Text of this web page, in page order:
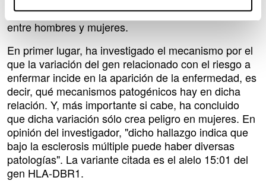
en hombres, es decir, que se debería diferenciar
entre hombres y mujeres.
En primer lugar, ha investigado el mecanismo por el
que la variación del gen relacionado con el riesgo a
enfermar incide en la aparición de la enfermedad, es
decir, qué mecanismos patogénicos hay en dicha
relación. Y, más importante si cabe, ha concluido
que dicha variación sólo crea peligro en mujeres. En
opinión del investigador, "dicho hallazgo indica que
bajo la esclerosis múltiple puede haber diversas
patologías". La variante citada es el alelo 15:01 del
gen HLA-DBR1.